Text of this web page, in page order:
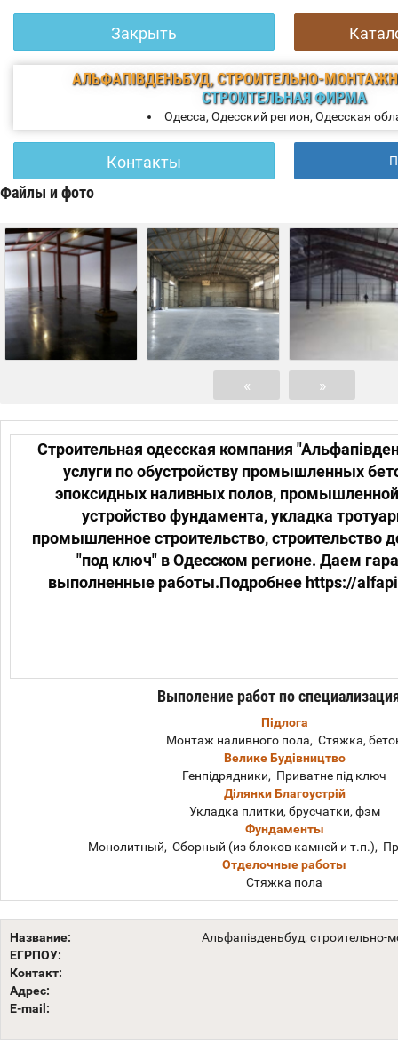
Закрыть
АЛЬФАПІВДЕНЬБУД, СТРОИТЕЛЬНО-
СТРОИТЕЛЬНАЯ ФИРМА
Одесса, Одесский регион, Одесская
Контакты
Файлы и фото
« »
Строительная одесская компания
услуги по обустройству промышленных
эпоксидных наливных полов,
устройство фундамента, укладка
промышленное строительство, строительство
"под ключ" в Одесском регионе. Даем
выполненные работы.Подробнее https://
Выполение работ по
Підлога
Монтаж наливного пола, Стяжка,
Велике Будівництво
Генпідрядники, Приватне під ключ
Ділянки Благоустрій
Укладка плитки, брусчатки, фэм
Фундаменты
Монолитный, Сборный (из блоков камней и т.п.),
Отделочные работы
Стяжка пола
Название:
Альфапівденьбуд,
ЕГРПОУ:
Контакт:
Адрес:
E-mail: